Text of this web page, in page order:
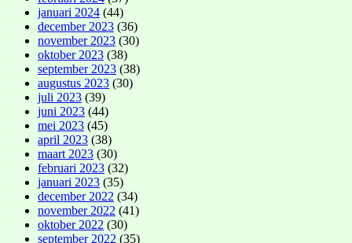
januari 2024 (44)
december 2023 (36)
november 2023 (30)
oktober 2023 (38)
september 2023 (38)
augustus 2023 (30)
juli 2023 (39)
juni 2023 (44)
mei 2023 (45)
april 2023 (38)
maart 2023 (30)
februari 2023 (32)
januari 2023 (35)
december 2022 (34)
november 2022 (41)
oktober 2022 (30)
september 2022 (35)